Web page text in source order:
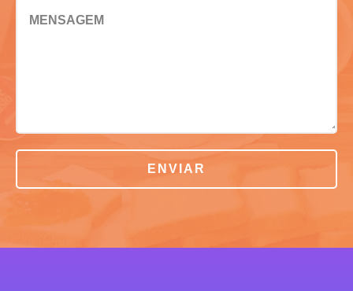
MENSAGEM
ENVIAR